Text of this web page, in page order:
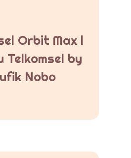
Orbit Max l
Telkomsel by
Nobo